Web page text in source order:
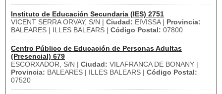
Instituto de Educación Secundaria (IES) 2751
VICENT SERRA ORVAY, S/N | Ciudad: EIVISSA | Provincia:
BALEARES | ILLES BALEARS | Código Postal: 07800
Centro Público de Educación de Personas Adultas
(Presencial) 679
ESCORXADOR, S/N | Ciudad: VILAFRANCA DE BONANY |
Provincia: BALEARES | ILLES BALEARS | Código Postal:
07520